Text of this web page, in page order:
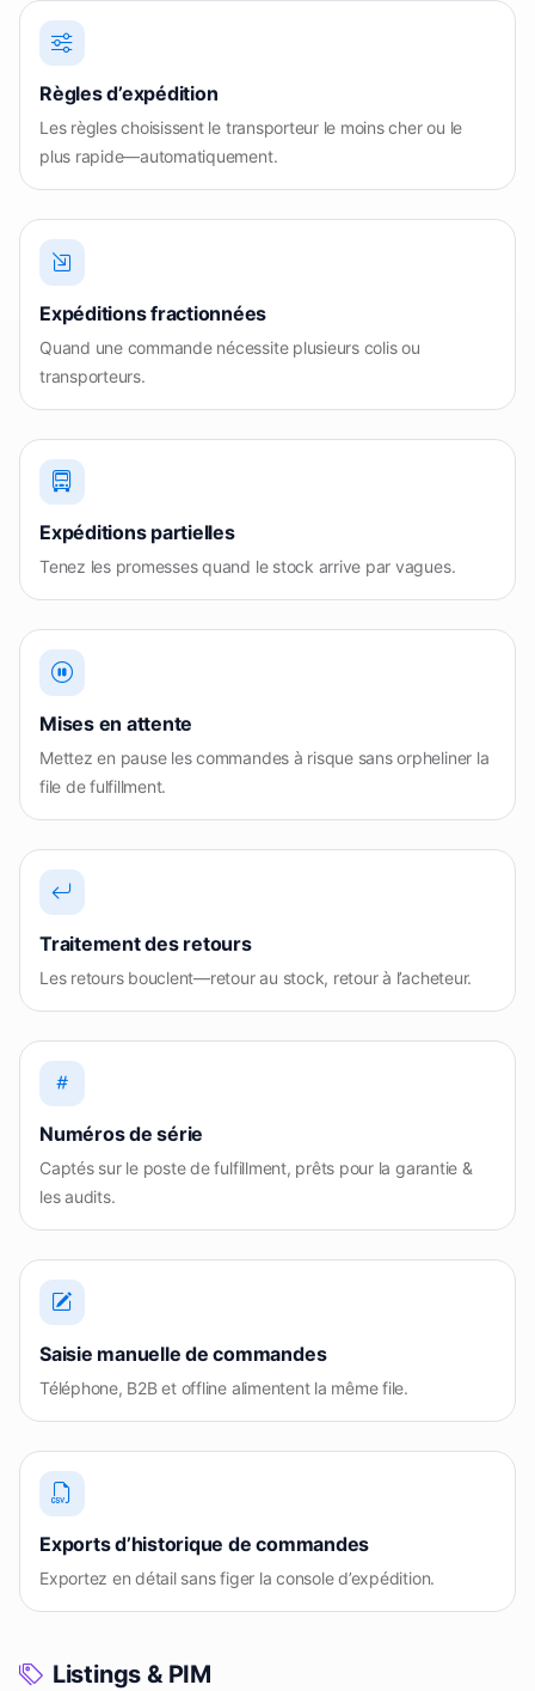
Règles d’expédition
Les règles choisissent le transporteur le moins cher ou le
plus rapide—automatiquement.
Expéditions fractionnées
Quand une commande nécessite plusieurs colis ou
transporteurs.
Expéditions partielles
Tenez les promesses quand le stock arrive par vagues.
Mises en attente
Mettez en pause les commandes à risque sans orpheliner la
file de fulfillment.
Traitement des retours
Les retours bouclent—retour au stock, retour à l’acheteur.
Numéros de série
Captés sur le poste de fulfillment, prêts pour la garantie &
les audits.
Saisie manuelle de commandes
Téléphone, B2B et offline alimentent la même file.
Exports d’historique de commandes
Exportez en détail sans figer la console d’expédition.
Listings & PIM